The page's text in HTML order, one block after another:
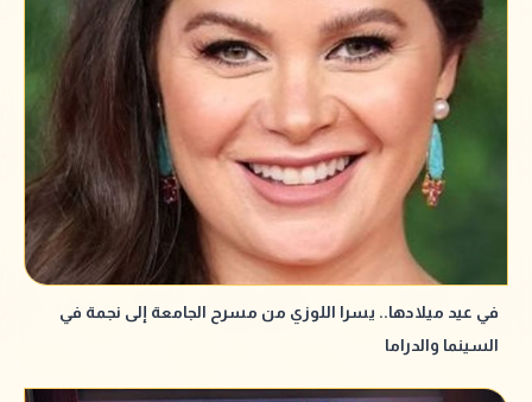
في عيد ميلادها.. يسرا اللوزي من مسرح الجامعة إلى نجمة في
السينما والدراما